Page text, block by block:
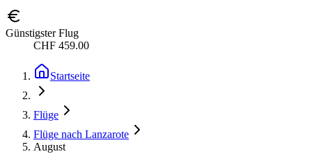
Günstigster Flug
CHF 459.00
Startseite
Flüge
Flüge nach Lanzarote
August